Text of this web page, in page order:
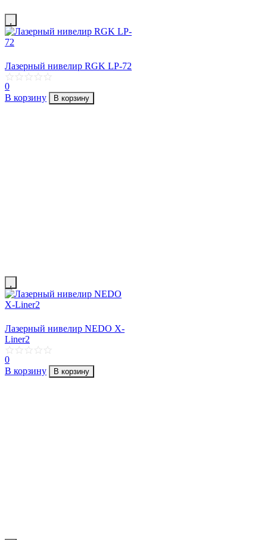
Лазерный нивелир RGK LP-72
0
В корзину
В корзину
Лазерный нивелир NEDO X-
Liner2
0
В корзину
В корзину